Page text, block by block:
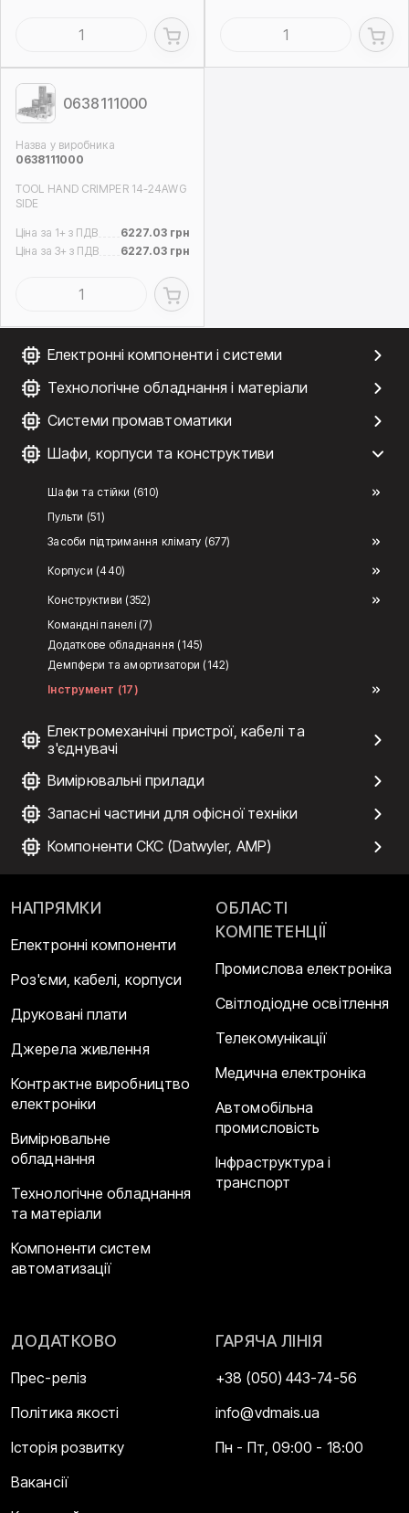
Електронні компоненти і системи
Технологічне обладнання і матеріали
Системи промавтоматики
Шафи, корпуси та конструктиви
Шафи та стійки (610)
Пульти (51)
Засоби підтримання клімату (677)
Корпуси (440)
Конструктиви (352)
Командні панелі (7)
Додаткове обладнання (145)
Демпфери та амортизатори (142)
Інструмент (17)
Електромеханічні пристрої, кабелі та
з'єднувачі
Вимірювальні прилади
Запасні частини для офісної техніки
Компоненти СКС (Datwyler, AMP)
0638111000
Назва у виробника
0638111000
TOOL HAND CRIMPER 14-24AWG
SIDE
Ціна за 1+ з ПДВ
6227.03 грн
Ціна за 3+ з ПДВ
6227.03 грн
НАПРЯМКИ
Електронні компоненти
Роз'єми, кабелі, корпуси
Друковані плати
Джерела живлення
Контрактне виробництво
електроніки
Вимірювальне
обладнання
Технологічне обладнання
та матеріали
Компоненти систем
автоматизації
ОБЛАСТІ
КОМПЕТЕНЦІЇ
Промислова електроніка
Світлодіодне освітлення
Телекомунікації
Медична електроніка
Автомобільна
промисловість
Інфраструктура і
транспорт
ДОДАТКОВО
Прес-реліз
Політика якості
Історія розвитку
Вакансії
ГАРЯЧА ЛІНІЯ
+38 (050) 443-74-56
info@vdmais.ua
Пн - Пт, 09:00 - 18:00